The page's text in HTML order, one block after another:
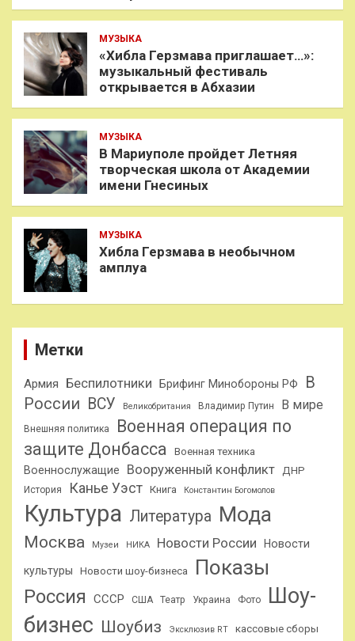
МУЗЫКА
«Хибла Герзмава приглашает…»:
музыкальный фестиваль
открывается в Абхазии
МУЗЫКА
В Мариуполе пройдет Летняя
творческая школа от Академии
имени Гнесиных
МУЗЫКА
Хибла Герзмава в необычном
амплуа
Метки
Армия Беспилотники Брифинг Минобороны РФ
В
России ВСУ Великобритания Владимир Путин В мире
Внешняя политика
Военная операция по
защите Донбасса
Военная техника
Военнослужащие Вооруженный конфликт ДНР
История Канье Уэст Книга Константин Богомолов
Культура Литература Мода
Москва Музеи НИКА Новости России Новости
культуры Новости шоу-бизнеса Показы
Россия СССР США Театр Украина Фото
Шоу-
бизнес Шоубиз Эксклюзив RT кассовые сборы